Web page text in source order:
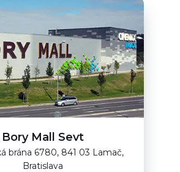
Bory Mall Sevt
brána 6780, 841 03 Lamač,
Bratislava